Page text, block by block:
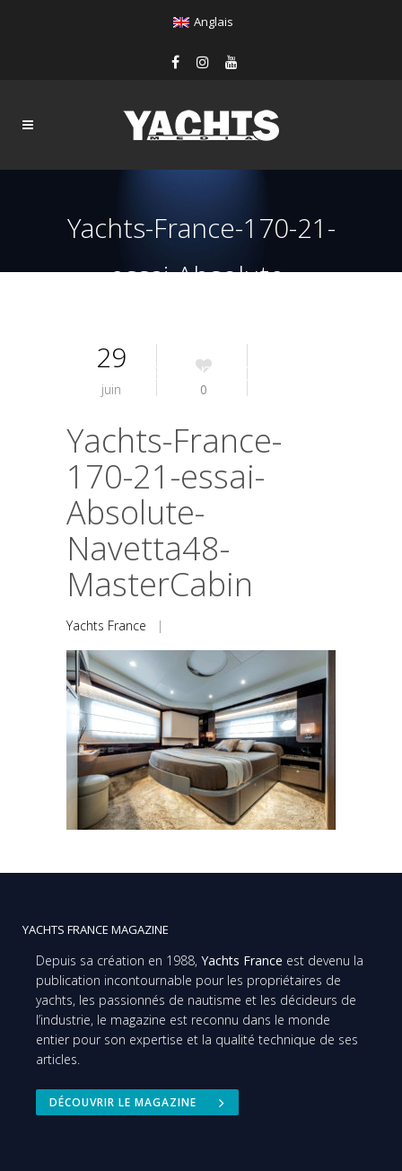
Anglais
Yachts-France-170-21-
essai-Absolute-
MasterCabin
29
juin 0
Yachts-France-
170-21-essai-
Absolute-
Navetta48-
MasterCabin
Yachts France |
YACHTS FRANCE MAGAZINE
Depuis sa création en 1988, Yachts France est devenu la
publication incontournable pour les propriétaires de
yachts, les passionnés de nautisme et les décideurs de
l’industrie, le magazine est reconnu dans le monde
entier pour son expertise et la qualité technique de ses
articles.
DÉCOUVRIR LE MAGAZINE